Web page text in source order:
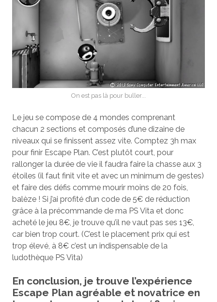
On est pas là pour buller...
Le jeu se compose de 4 mondes comprenant
chacun 2 sections et composés d’une dizaine de
niveaux qui se finissent assez vite. Comptez 3h max
pour finir Escape Plan. C’est plutôt court, pour
rallonger la durée de vie il faudra faire la chasse aux 3
étoiles (il faut finit vite et avec un minimum de gestes)
et faire des défis comme mourir moins de 20 fois,
balèze ! Si j’ai profité d’un code de 5€ de réduction
grâce à la précommande de ma PS Vita et donc
acheté le jeu 8€, je trouve qu’il ne vaut pas ses 13€,
car bien trop court. (C’est le placement prix qui est
trop élevé, à 8€ c’est un indispensable de la
ludothèque PS Vita)
En conclusion, je trouve l’expérience
Escape Plan agréable et novatrice en